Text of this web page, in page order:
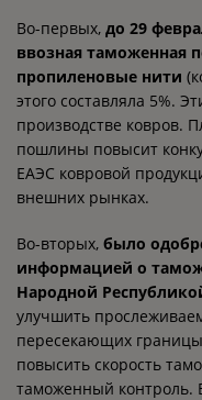
Во-первых, до 29
ввозная
пропиленовые нити
этого составляла 5%.
производстве ковров.
пошлины повысит
ЕАЭС ковровой
внешних рынках.
Во-вторых, было
информацией о
Народной
улучшить
пересекающих
повысить скорость
таможенный